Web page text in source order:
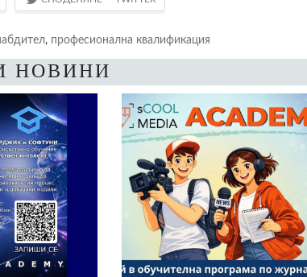
, професионална квалификация
НОВИНИ